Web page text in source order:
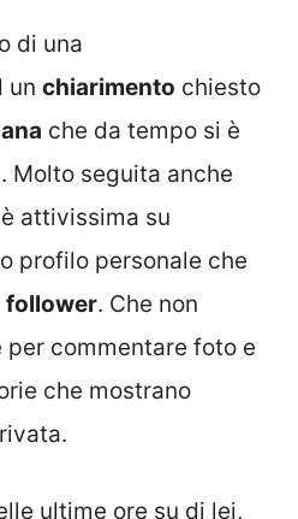
di una
un chiarimento chiesto
che da tempo si è
Molto seguita anche
attivissima su
profilo personale che
follower. Che non
commentare foto e
che mostrano
ultime ore su di lei,